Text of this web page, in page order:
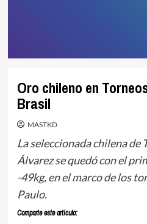
Oro chileno en
Brasil
MASTKD
La seleccionada chilena
Álvarez se quedó con el
-49kg, en el marco de los
Paulo.
Comparte este articulo: